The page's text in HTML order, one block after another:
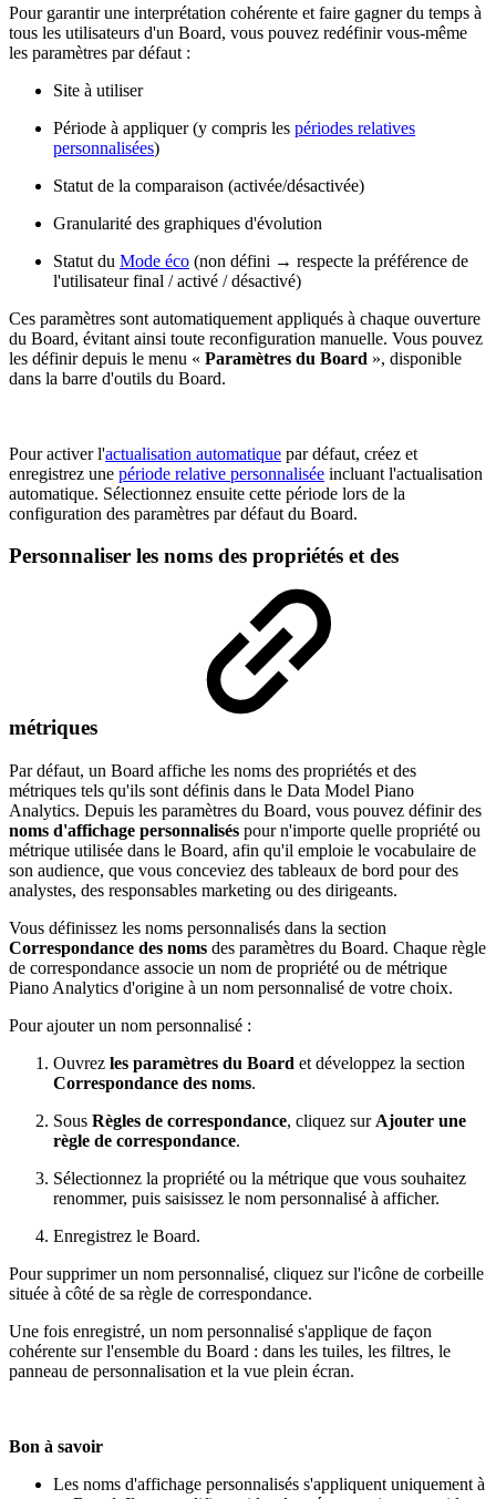
Pour garantir une interprétation cohérente et faire gagner du temps à
tous les utilisateurs d'un Board, vous pouvez redéfinir vous-même
les paramètres par défaut :
Site à utiliser
Période à appliquer (y compris les périodes relatives
personnalisées)
Statut de la comparaison (activée/désactivée)
Granularité des graphiques d'évolution
Statut du Mode éco (non défini → respecte la préférence de
l'utilisateur final / activé / désactivé)
Ces paramètres sont automatiquement appliqués à chaque ouverture
du Board, évitant ainsi toute reconfiguration manuelle. Vous pouvez
les définir depuis le menu « Paramètres du Board », disponible
dans la barre d'outils du Board.
Pour activer l'actualisation automatique par défaut, créez et
enregistrez une période relative personnalisée incluant l'actualisation
automatique. Sélectionnez ensuite cette période lors de la
configuration des paramètres par défaut du Board.
Personnaliser les noms des propriétés et des
métriques
Par défaut, un Board affiche les noms des propriétés et des
métriques tels qu'ils sont définis dans le Data Model Piano
Analytics. Depuis les paramètres du Board, vous pouvez définir des
noms d'affichage personnalisés pour n'importe quelle propriété ou
métrique utilisée dans le Board, afin qu'il emploie le vocabulaire de
son audience, que vous conceviez des tableaux de bord pour des
analystes, des responsables marketing ou des dirigeants.
Vous définissez les noms personnalisés dans la section
Correspondance des noms des paramètres du Board. Chaque règle
de correspondance associe un nom de propriété ou de métrique
Piano Analytics d'origine à un nom personnalisé de votre choix.
Pour ajouter un nom personnalisé :
Ouvrez les paramètres du Board et développez la section
Correspondance des noms.
Sous Règles de correspondance, cliquez sur Ajouter une
règle de correspondance.
Sélectionnez la propriété ou la métrique que vous souhaitez
renommer, puis saisissez le nom personnalisé à afficher.
Enregistrez le Board.
Pour supprimer un nom personnalisé, cliquez sur l'icône de corbeille
située à côté de sa règle de correspondance.
Une fois enregistré, un nom personnalisé s'applique de façon
cohérente sur l'ensemble du Board : dans les tuiles, les filtres, le
panneau de personnalisation et la vue plein écran.
Bon à savoir
Les noms d'affichage personnalisés s'appliquent uniquement à